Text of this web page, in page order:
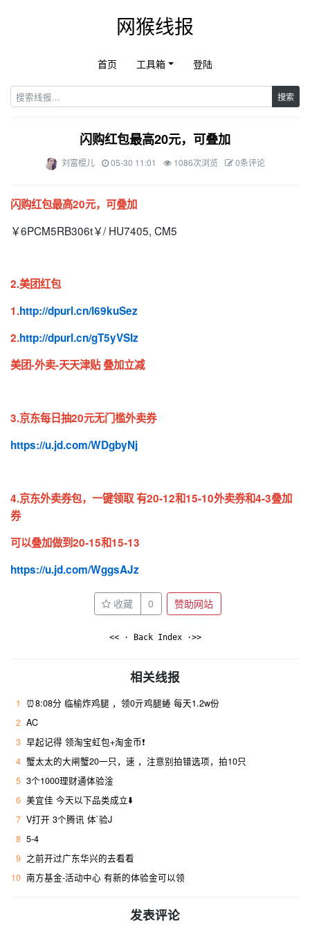
网猴线报
首页 工具箱 登陆
搜索
闪购红包最高20元，可叠加
刘富棍儿 05-30 11:01 1086次浏览 0条评论
闪购红包最高20元，可叠加
￥6PCM5RB306t￥/ HU7405, CM5
2.美团红包
1.http://dpurl.cn/l69kuSez
2.http://dpurl.cn/gT5yVSIz
美团-外卖-天天津贴 叠加立减
3.京东每日抽20元无门槛外卖券
https://u.jd.com/WDgbyNj
4.京东外卖券包，一键领取 有20-12和15-10外卖券和4-3叠加
券
可以叠加做到20-15和15-13
https://u.jd.com/WggsAJz
收藏 0 赞助网站
<< · Back Index ·>>
相关线报
1
⏰8:08分 临榆炸鸡腿 ，领0亓鸡腿蜷 每天1.2w份
2 AC
3 早起记得 领淘宝虹包+淘金币❗
4 蟹太太的大闸蟹20一只，速 ，注意别拍错选项，拍10只
5 3个1000理财通体验淦
6 美宜佳 今天以下品类成立⬇️
7 V打开 3个腾讯 体`验J
8 5-4
9 之前开过广东华兴的去看看
10 南方基金-活动中心 有新的体验金可以领
发表评论